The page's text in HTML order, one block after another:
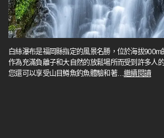
白絲瀑布是福岡縣指定的風景名勝，位於海拔900m
作為充滿負離子和大自然的放鬆場所而受到許多人
您還可以享受山目鱒魚釣魚體驗和著…繼續閱讀